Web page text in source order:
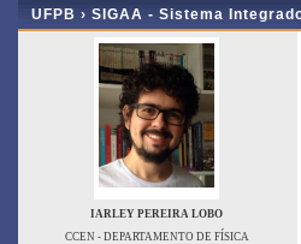
UFPB › SIGAA - Sistema
IARLEY PEREIRA LOBO
CCEN - DEPARTAMENTO DE FÍSICA